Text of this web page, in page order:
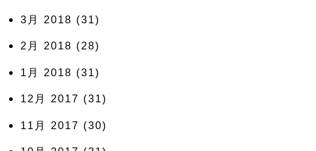
3月 2018 (31)
2月 2018 (28)
1月 2018 (31)
12月 2017 (31)
11月 2017 (30)